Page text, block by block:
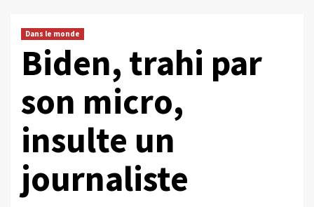
Dans le monde
Biden, trahi par
son micro,
insulte un
journaliste